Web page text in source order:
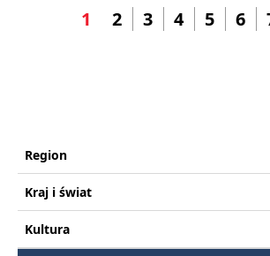
1 2 3 4 5 6
Region
Kraj i świat
Kultura